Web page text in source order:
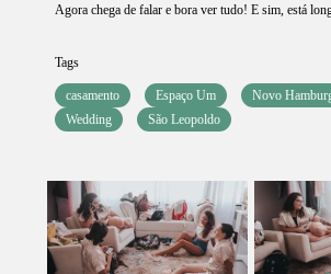
Agora chega de falar e bora ver tudo! E sim, está
Tags
casamento Espaço Um
Novo
Wedding
São Leopoldo